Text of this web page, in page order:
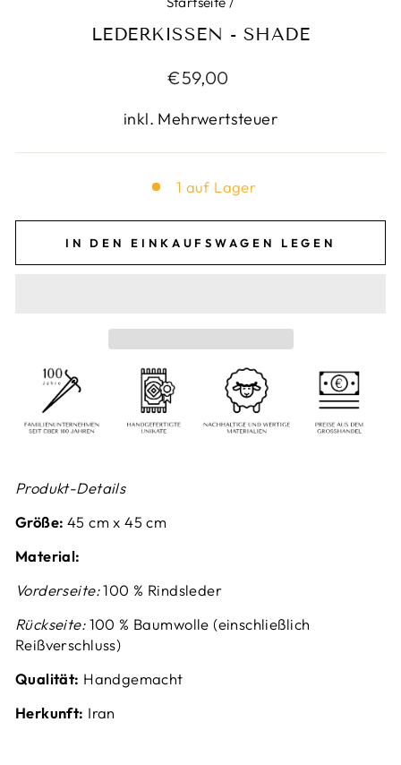
LEDERKISSEN - SHADE
Normaler
€59,00
inkl. Mehrwertsteuer
1 auf Lager
IN DEN EINKAUFSWAGEN LEGEN
Produkt-Details
Größe: 45 cm x 45 cm
Material:
Vorderseite: 100 % Rindsleder
Rückseite:100 % Baumwolle (einschließlich
Reißverschluss)
Qualität: Handgemacht
Herkunft: Iran